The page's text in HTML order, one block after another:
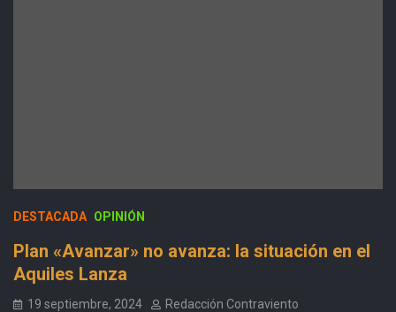
DESTACADA OPINIÓN
Plan «Avanzar» no avanza: la situación en el
Aquiles Lanza
19 septiembre, 2024 Redacción Contraviento